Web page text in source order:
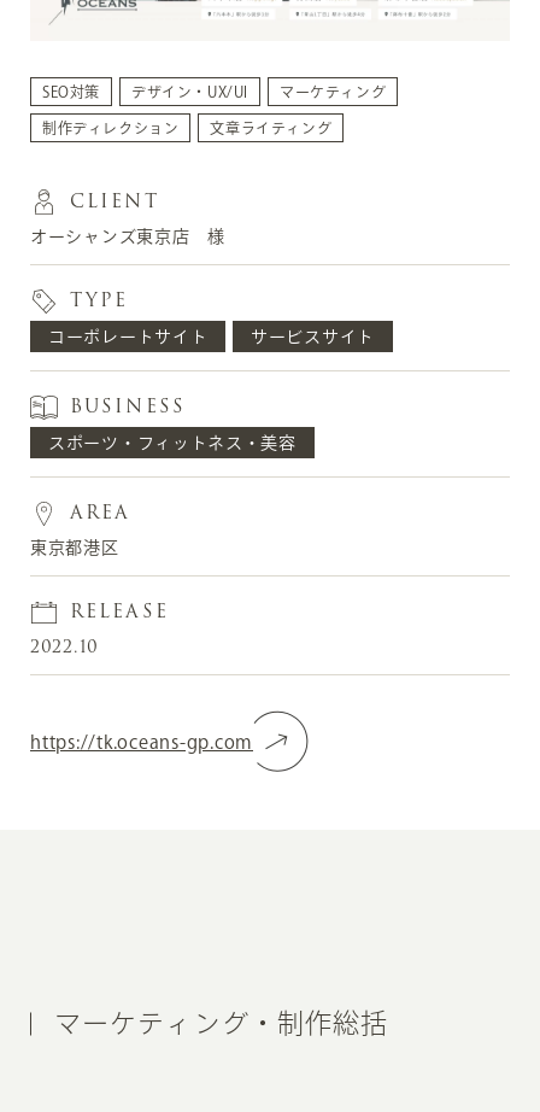
SEO対策 デザイン・UX/UI マーケティング
制作ディレクション 文章ライティング
CLIENT
オーシャンズ東京店 様
TYPE
コーポレートサイト サービスサイト
BUSINESS
スポーツ・フィットネス・美容
AREA
東京都港区
RELEASE
2022.10
https://tk.oceans-gp.com
マーケティング・制作総括